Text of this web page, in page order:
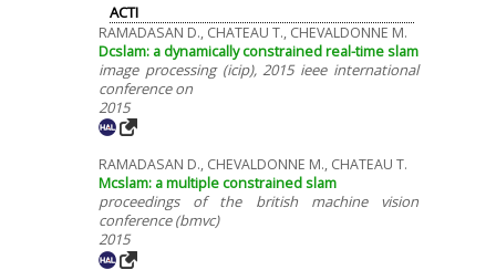
ACTI
RAMADASAN D., CHATEAU T., CHEVALDONNE M.
Dcslam: a dynamically constrained real-time slam
image processing (icip), 2015 ieee international
conference on
2015
RAMADASAN D., CHEVALDONNE M., CHATEAU T.
Mcslam: a multiple constrained slam
proceedings of the british machine vision
conference (bmvc)
2015